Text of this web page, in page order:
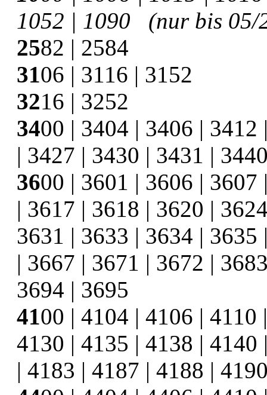
1052 | 1090 (nur bis 05/
2582 | 2584
3106 | 3116 | 3152
3216 | 3252
3400 | 3404 | 3406 |
| 3427 | 3430 | 3431 |
3600 | 3601 | 3606 |
| 3617 | 3618 | 3620 |
3631 | 3633 | 3634 |
| 3667 | 3671 | 3672 |
3694 | 3695
4100 | 4104 | 4106 | 4110
4130 | 4135 | 4138 |
| 4183 | 4187 | 4188 |